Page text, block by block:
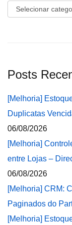
Categorias
Posts
[Melhoria]
Duplicatas
06/08/2026
[Melhoria]
entre Lojas –
06/08/2026
[Melhoria] CRM:
Paginados do
[Melhoria]